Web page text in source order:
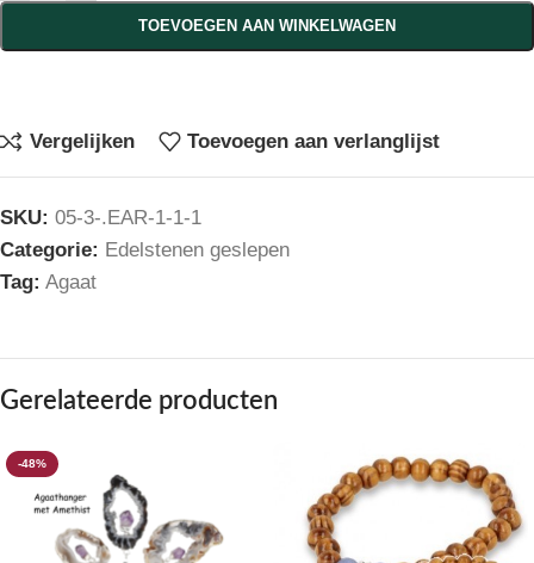
TOEVOEGEN AAN WINKELWAGEN
Vergelijken Toevoegen aan verlanglijst
SKU: 05-3-.EAR-1-1-1
Categorie: Edelstenen geslepen
Tag: Agaat
Gerelateerde producten
-48%